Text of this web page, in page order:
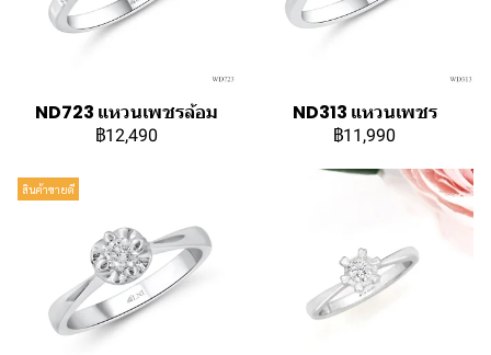
ND723 แหวนเพชรล้อม
฿12,490
ND313 แหวนเพชร
฿11,990
สินค้าขายดี